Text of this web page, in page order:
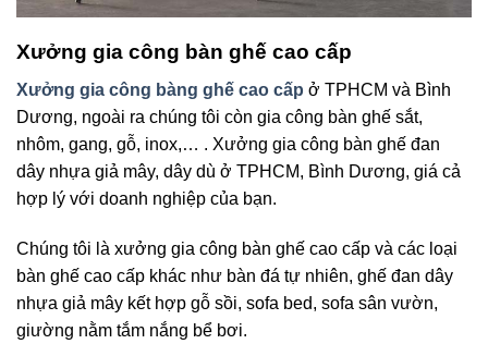
Xưởng gia công bàn ghế cao cấp
Xưởng gia công bàng ghế cao cấp ở TPHCM và Bình
Dương, ngoài ra chúng tôi còn gia công bàn ghế sắt,
nhôm, gang, gỗ, inox,… . Xưởng gia công bàn ghế đan
dây nhựa giả mây, dây dù ở TPHCM, Bình Dương, giá cả
hợp lý với doanh nghiệp của bạn.
Chúng tôi là xưởng gia công bàn ghế cao cấp và các loại
bàn ghế cao cấp khác như bàn đá tự nhiên, ghế đan dây
nhựa giả mây kết hợp gỗ sồi, sofa bed, sofa sân vườn,
giường nằm tắm nắng bể bơi.